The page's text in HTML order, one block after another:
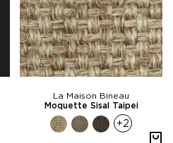
La Maison Bineau
Moquette Sisal Taipei
+2